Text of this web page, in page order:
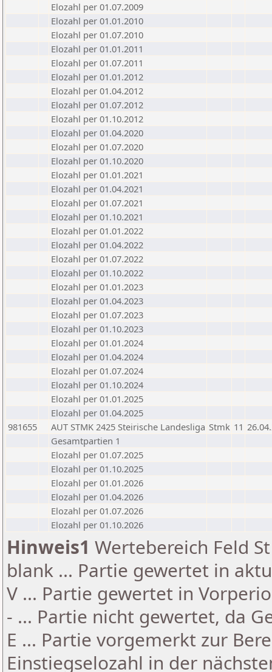
Elozahl per 01.07.2009
Elozahl per 01.01.2010
Elozahl per 01.07.2010
Elozahl per 01.01.2011
Elozahl per 01.07.2011
Elozahl per 01.01.2012
Elozahl per 01.04.2012
Elozahl per 01.07.2012
Elozahl per 01.10.2012
Elozahl per 01.04.2020
Elozahl per 01.07.2020
Elozahl per 01.10.2020
Elozahl per 01.01.2021
Elozahl per 01.04.2021
Elozahl per 01.07.2021
Elozahl per 01.10.2021
Elozahl per 01.01.2022
Elozahl per 01.04.2022
Elozahl per 01.07.2022
Elozahl per 01.10.2022
Elozahl per 01.01.2023
Elozahl per 01.04.2023
Elozahl per 01.07.2023
Elozahl per 01.10.2023
Elozahl per 01.01.2024
Elozahl per 01.04.2024
Elozahl per 01.07.2024
Elozahl per 01.10.2024
Elozahl per 01.01.2025
Elozahl per 01.04.2025
981655
AUT STMK 2425 Steirische Landesliga Stmk 11
Gesamtpartien 1
Elozahl per 01.07.2025
Elozahl per 01.10.2025
Elozahl per 01.01.2026
Elozahl per 01.04.2026
Elozahl per 01.07.2026
Elozahl per 01.10.2026
Hinweis1 Wertebereich Feld
blank ... Partie gewertet in
V ... Partie gewertet in
- ... Partie nicht gewertet, da
E ... Partie vorgemerkt zur
Einstiegselozahl in der